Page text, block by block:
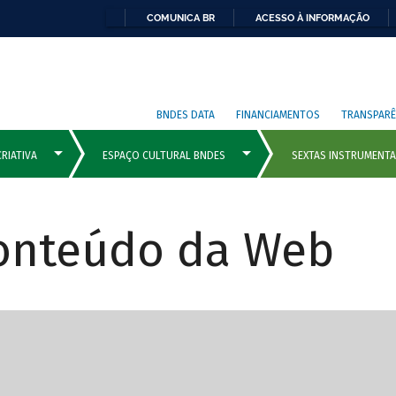
COMUNICA BR ACESSO À INFORMAÇÃO
BNDES DATA FINANCIAMENTOS
da Web